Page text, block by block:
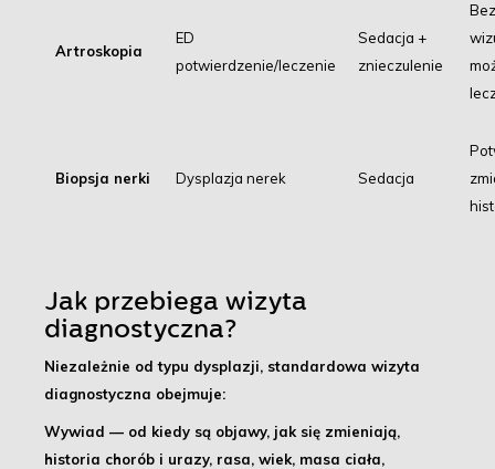
Artroskopia
ED
potwierdzenie/leczenie
Sedacja +
znieczulenie
Biopsja nerki Dysplazja nerek Sedacja
Jak przebiega wizyta
diagnostyczna?
Niezależnie od typu dysplazji, standardowa wizyta
diagnostyczna obejmuje:
Wywiad — od kiedy są objawy, jak się zmieniają,
historia chorób i urazy, rasa, wiek, masa ciała,